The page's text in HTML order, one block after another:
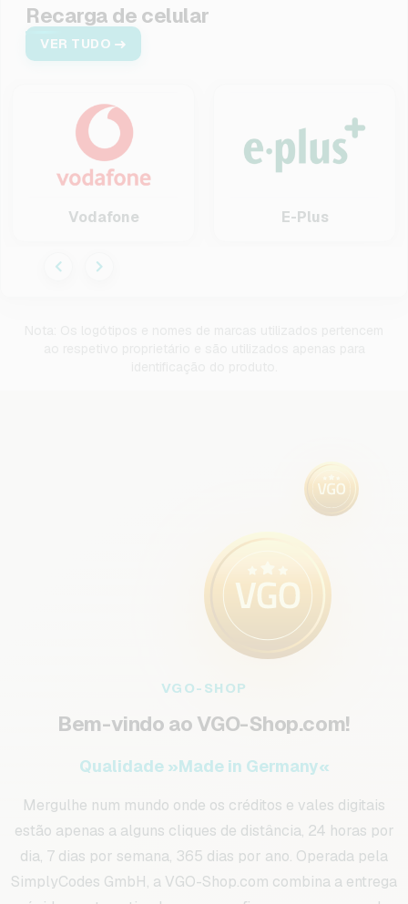
Recarga de celular
VER TUDO
Vodafone E-Plus
VGO-SHOP
Bem-vindo ao VGO-Shop.com!
Qualidade »Made in Germany«
Mergulhe num mundo onde os créditos e vales digitais
estão apenas a alguns cliques de distância, 24 horas por
dia, 7 dias por semana, 365 dias por ano. Operada pela
SimplyCodes GmbH, a VGO-Shop.com combina a entrega